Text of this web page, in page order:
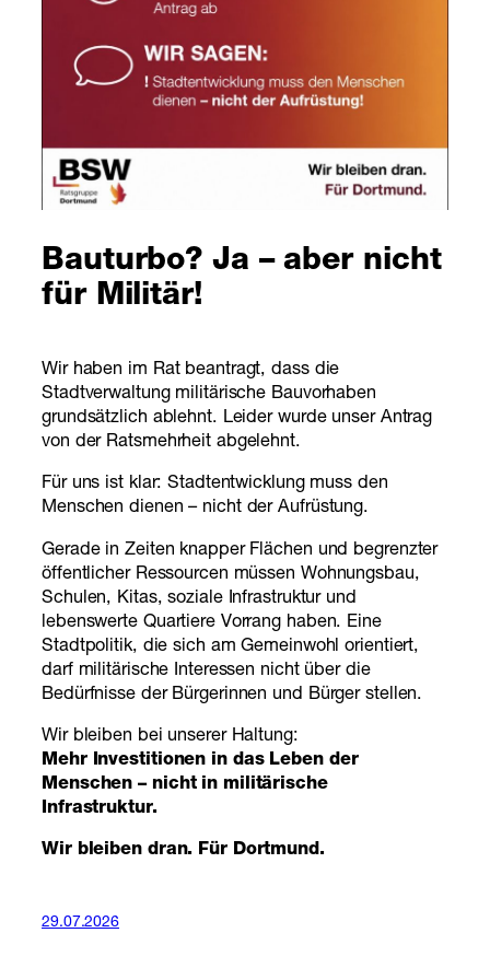
Bauturbo? Ja – aber nicht
für Militär!
Wir haben im Rat beantragt, dass die
Stadtverwaltung militärische Bauvorhaben
grundsätzlich ablehnt. Leider wurde unser Antrag
von der Ratsmehrheit abgelehnt.
Für uns ist klar: Stadtentwicklung muss den
Menschen dienen – nicht der Aufrüstung.
Gerade in Zeiten knapper Flächen und begrenzter
öffentlicher Ressourcen müssen Wohnungsbau,
Schulen, Kitas, soziale Infrastruktur und
lebenswerte Quartiere Vorrang haben. Eine
Stadtpolitik, die sich am Gemeinwohl orientiert,
darf militärische Interessen nicht über die
Bedürfnisse der Bürgerinnen und Bürger stellen.
Wir bleiben bei unserer Haltung:
Mehr Investitionen in das Leben der
Menschen – nicht in militärische
Infrastruktur.
Wir bleiben dran. Für Dortmund.
29.07.2026